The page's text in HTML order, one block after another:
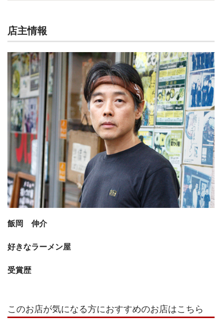
店主情報
飯岡 伸介
好きなラーメン屋
受賞歴
このお店が気になる方におすすめのお店はこちら